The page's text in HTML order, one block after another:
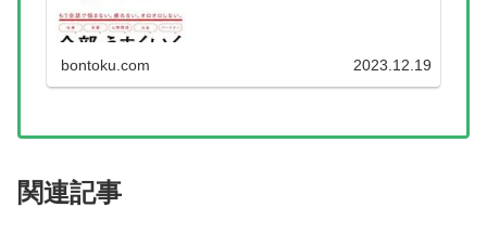
bontoku.com 2023.12.19
関連記事